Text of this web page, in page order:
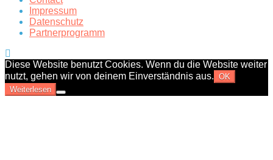
Impressum
Datenschutz
Partnerprogramm
Diese Website benutzt Cookies. Wenn du die Website weiter
nutzt, gehen wir von deinem Einverständnis aus. OK
Weiterlesen